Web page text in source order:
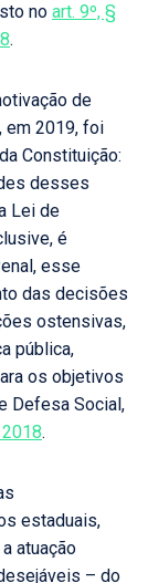
no art. 9º, §
.
de
em 2019, foi
Constituição:
desses
Lei de
é
esse
das decisões
ostensivas,
pública,
os objetivos
Defesa Social,
.
estaduais,
atuação
– do